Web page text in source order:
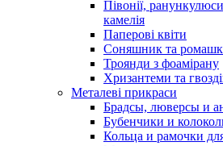
Півонії,
камелія
Паперові квіти
Соняшник та
Троянди з фоамірану
Хризантеми та
Металеві прикраси
Брадсы, люверсы и
Бубенчики и
Кольца и рамочки